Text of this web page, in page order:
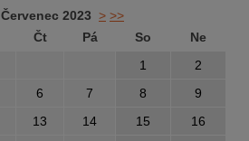
Červenec 2023 > >>
Čt Pá So
Ne
1
2
6 7 8
9
13 14 15
16